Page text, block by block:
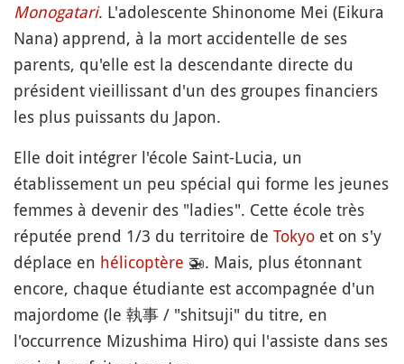
Monogatari. L'adolescente Shinonome Mei (Eikura
Nana) apprend, à la mort accidentelle de ses
parents, qu'elle est la descendante directe du
président vieillissant d'un des groupes financiers
les plus puissants du Japon.
Elle doit intégrer l'école Saint-Lucia, un
établissement un peu spécial qui forme les jeunes
femmes à devenir des "ladies". Cette école très
réputée prend 1/3 du territoire de Tokyo et on s'y
déplace en hélicoptère 🚁. Mais, plus étonnant
encore, chaque étudiante est accompagnée d'un
majordome (le 執事 / "shitsuji" du titre, en
l'occurrence Mizushima Hiro) qui l'assiste dans ses